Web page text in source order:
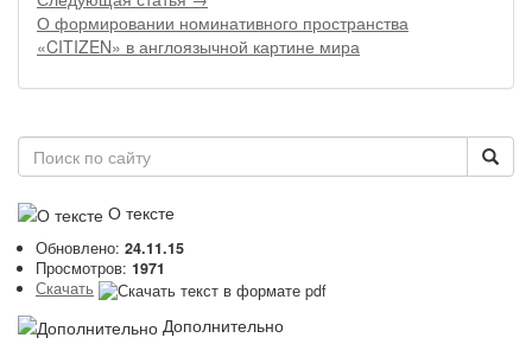
О формировании номинативного пространства
«CITIZEN» в англоязычной картине мира
О тексте
Обновлено: 24.11.15
Просмотров: 1971
Скачать
Дополнительно